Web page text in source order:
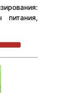
питания,